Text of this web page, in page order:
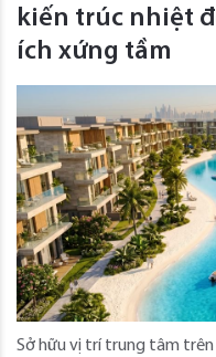
kiến trúc nhiệt
ích xứng tầm
Sở hữu vị trí trung tâm trên